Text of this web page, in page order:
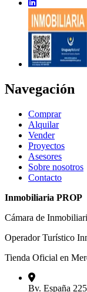
Navegación
Comprar
Alquilar
Vender
Proyectos
Asesores
Sobre nosotros
Contacto
Inmobiliaria PROP
Cámara de
Operador Turístico
Tienda Oficial en
Bv. España